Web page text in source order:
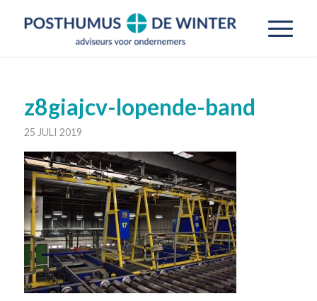
z8giajcv-lopende-band
25 JULI 2019